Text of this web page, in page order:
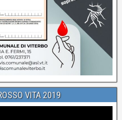
VITA 2019